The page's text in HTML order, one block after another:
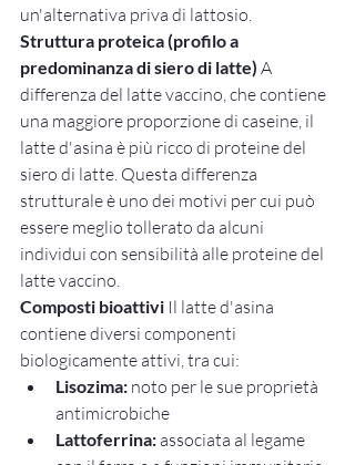
un'alternativa priva di lattosio.
Struttura proteica (profilo a
predominanza di siero di latte) A
differenza del latte vaccino, che contiene
una maggiore proporzione di caseine, il
latte d'asina è più ricco di proteine del
siero di latte. Questa differenza
strutturale è uno dei motivi per cui può
essere meglio tollerato da alcuni
individui con sensibilità alle proteine del
latte vaccino.
Composti bioattivi Il latte d'asina
contiene diversi componenti
biologicamente attivi, tra cui:
Lisozima: noto per le sue proprietà
antimicrobiche
Lattoferrina: associata al legame